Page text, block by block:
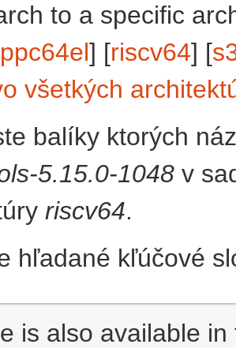
to a specific
ppc64el] [riscv64] [
všetkých
balíky ktorých
5.15.0-1048 v
riscv64.
hľadané kľúčové
is also available